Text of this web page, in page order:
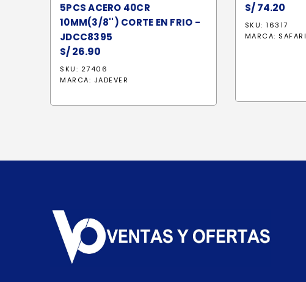
5PCS ACERO 40CR
10MM(3/8'') CORTE EN FRIO -
JDCC8395
S/26.90
SKU: 27406
MARCA: JADEVER
S/74.20
SKU: 16317
MARCA: SAFARI